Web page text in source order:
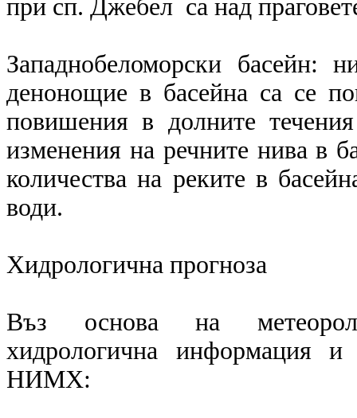
при сп. Джебел са над
Западнобеломорски
денонощие в басейна са се
повишения в долните
изменения на речните нива в
количества на реките в
води.
Хидрологична прогноза
Въз основа на
хидрологична информация и
НИМХ: